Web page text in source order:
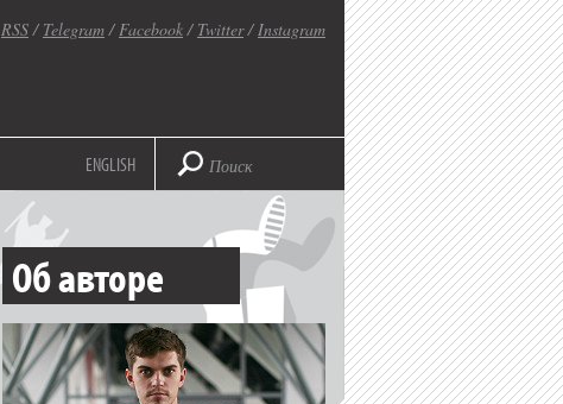
RSS/ Telegram/Facebook/ Twitter/Instagram
ENGLISH
Об авторе